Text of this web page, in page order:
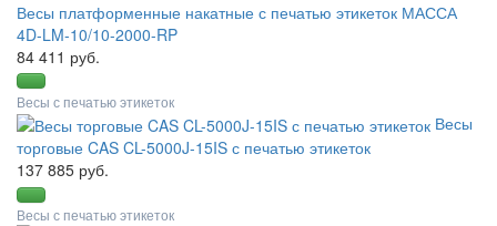
Весы платформенные накатные с печатью этикеток МАССА
4D-LM-10/10-2000-RP
84 411 руб.
Весы с печатью этикеток
Весы
торговые CAS CL-5000J-15IS с печатью этикеток
137 885 руб.
Весы с печатью этикеток